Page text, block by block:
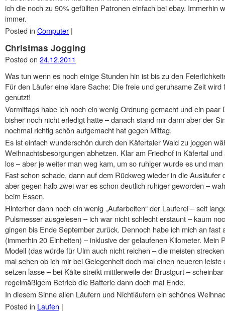
ich die noch zu 90% gefüllten Patronen einfach bei ebay. Immerhin
immer.
Posted in Computer |
Christmas Jogging
Posted on 24.12.2011
Was tun wenn es noch einige Stunden hin ist bis zu den
Für den Läufer eine klare Sache: Die freie und geruhsame Zeit
genutzt!
Vormittags habe ich noch ein wenig Ordnung gemacht und ein
bisher noch nicht erledigt hatte – danach stand mir dann aber der
nochmal richtig schön aufgemacht hat gegen Mittag.
Es ist einfach wunderschön durch den Käfertaler Wald zu joggen
Weihnachtsbesorgungen abhetzen. Klar am Friedhof in Käfertal
los – aber je weiter man weg kam, um so ruhiger wurde es und
Fast schon schade, dann auf dem Rückweg wieder in die
aber gegen halb zwei war es schon deutlich ruhiger geworden –
beim Essen.
Hinterher dann noch ein wenig „Aufarbeiten“ der Lauferei – seit
Pulsmesser ausgelesen – ich war nicht schlecht erstaunt – kaum
gingen bis Ende September zurück. Dennoch habe ich mich an
(immerhin 20 Einheiten) – inklusive der gelaufenen Kilometer. Mein
Modell (das würde für Ulm auch nicht reichen – die meisten
mal sehen ob ich mir bei Gelegenheit doch mal einen neueren
setzen lasse – bei Kälte streikt mittlerweile der Brustgurt –
regelmäßigem Betrieb die Batterie dann doch mal Ende.
In diesem Sinne allen Läufern und Nichtläufern ein schönes
Posted in Laufen |